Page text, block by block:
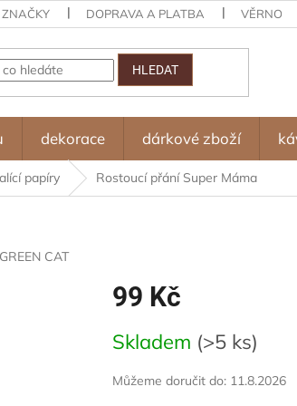
DOPRAVA A PLATBA
HLEDAT
dekorace dárkové zboží
papíry Rostoucí přání Super Máma
GREEN CAT
99 Kč
cena:
Skladem (>5 ks)
Můžeme doručit do: 11.8.2026